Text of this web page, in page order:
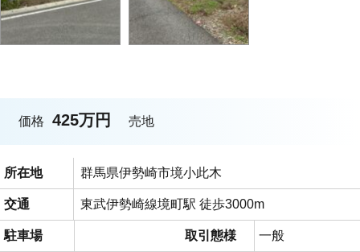
価格 425万円 売地
所在地 群馬県伊勢崎市境小此木
交通 東武伊勢崎線境町駅 徒歩3000m
駐車場 取引態様 一般